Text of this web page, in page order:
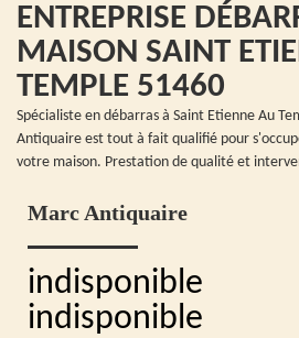
ENTREPRISE
MAISON SAINT
TEMPLE 51460
Spécialiste en débarras à Saint Etienne Au
Antiquaire est tout à fait qualifié pour
votre maison. Prestation de qualité et
Marc Antiquaire
indisponible
indisponible